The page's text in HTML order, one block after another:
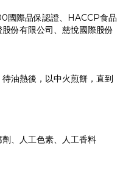
國際品保認證、HACCP食品
份有限公司、慈悅國際股份
油熱後，以中火煎餅，直到
、人工色素、人工香料